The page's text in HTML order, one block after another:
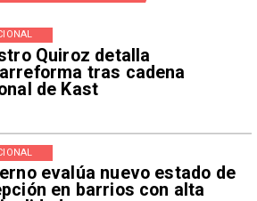
Quiroz detalla
tras cadena
de Kast
evalúa nuevo estado de
en barrios con alta